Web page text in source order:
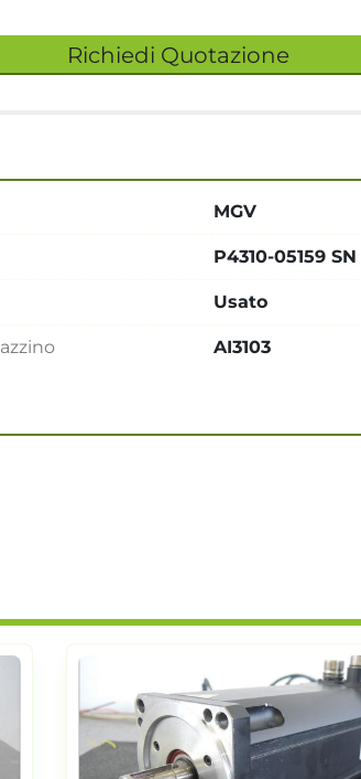
Richiedi Quotazione
MGV
P4310-05159 SN
Usato
AI3103